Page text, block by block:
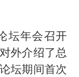
坛年会召开
外介绍了总
坛期间首次